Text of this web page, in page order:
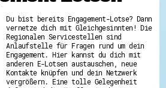
Du bist bereits Engagement-Lotse? Dann
vernetze dich mit Gleichgesinnten! Die
Regionalen Servicestellen sind
Anlaufstelle für Fragen rund um dein
Engagement. Hier kannst du dich mit
anderen E-Lotsen austauschen, neue
Kontakte knüpfen und dein Netzwerk
vergrößern. Eine tolle Gelegenheit